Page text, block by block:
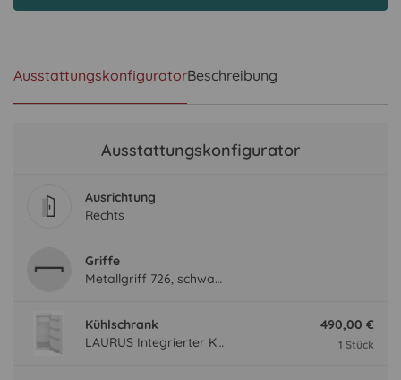
AusstattungskonfiguratorBeschreibung
Ausstattungskonfigurator
Ausrichtung
Rechts
Griffe
Metallgriff 726, schwarz
Kühlschrank
LAURUS Integrierter Kühlautomat LKG122E LKG122E
490,00 €
1 Stück